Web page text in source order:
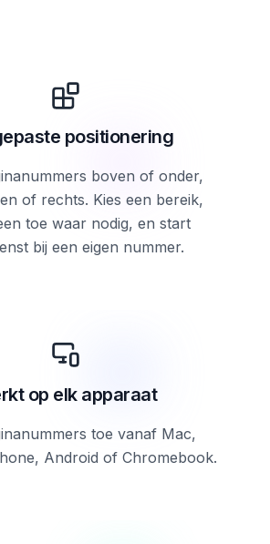
positionering
boven of onder,
of rechts. Kies een bereik,
toe waar nodig, en start
bij een eigen nummer.
op elk apparaat
toe vanaf Mac,
Android of Chromebook.